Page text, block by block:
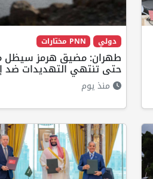
دولي PNN مختارات
طهران: مضيق هرمز سيظل
حتى تنتهي التهديدات ضد
منذ يوم